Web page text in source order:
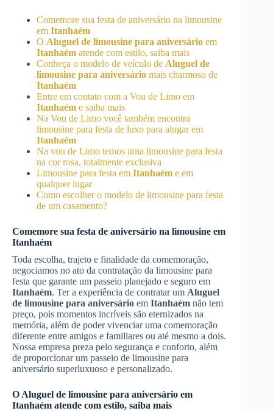
Comemore sua festa de aniversário na limousine
em Itanhaém
O Aluguel de limousine para aniversário em
Itanhaém atende com estilo, saiba mais
Conheça o modelo de veículo de Aluguel de
limousine para aniversário mais charmoso de
Itanhaém
Entre em contato com a Vou de Limo em
Itanhaém e saiba mais
Na Vou de Limo você também encontra
limousine para festa de luxo para alugar em
Itanhaém
Na vou de Limo temos uma limousine para festa
na cor rosa, totalmente exclusiva
Limousine para festa em Itanhaém e em
qualquer lugar
Como escolher o modelo de limousine para festa
de um casamento?
Comemore sua festa de aniversário na limousine em
Itanhaém
Toda escolha, trajeto e finalidade da comemoração,
negociamos no ato da contratação da limousine para
festa que garante um passeio planejado e seguro em
Itanhaém. Ter a experiência de contratar um Aluguel
de limousine para aniversário em Itanhaém não tem
preço, pois momentos incríveis são eternizados na
memória, além de poder vivenciar uma comemoração
diferente entre amigos e familiares ou até mesmo a dois.
Nossa empresa preza pelo segurança e conforto, além
de proporcionar um passeio de limousine para
aniversário superluxuoso e personalizado.
O Aluguel de limousine para aniversário em
Itanhaém atende com estilo, saiba mais